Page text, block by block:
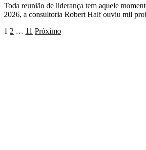
Toda reunião de liderança tem aquele
2026, a consultoria Robert Half ouviu mil
1 2 … 11 Próximo